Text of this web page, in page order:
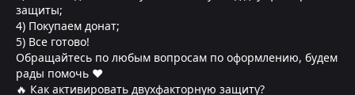
защиты;
4) Покупаем донат;
5) Все готово!
Обращайтесь по любым вопросам по оформлению, будем
рады помочь ❤
🔥 Как активировать двухфакторную защиту?